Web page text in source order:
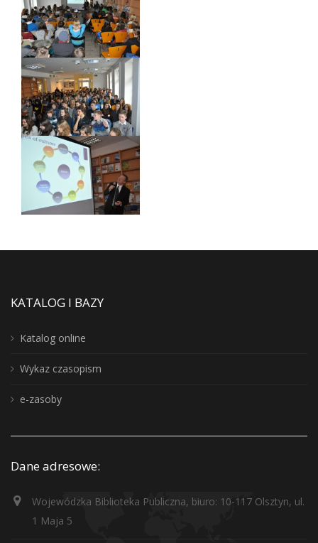
KATALOG I BAZY
Katalog online
Wykaz czasopism
e-zasoby
Dane adresowe:
Wojewódzka Biblioteka Publiczna, biuro: 10-117 Olsztyn, ul.
1 Maja 5